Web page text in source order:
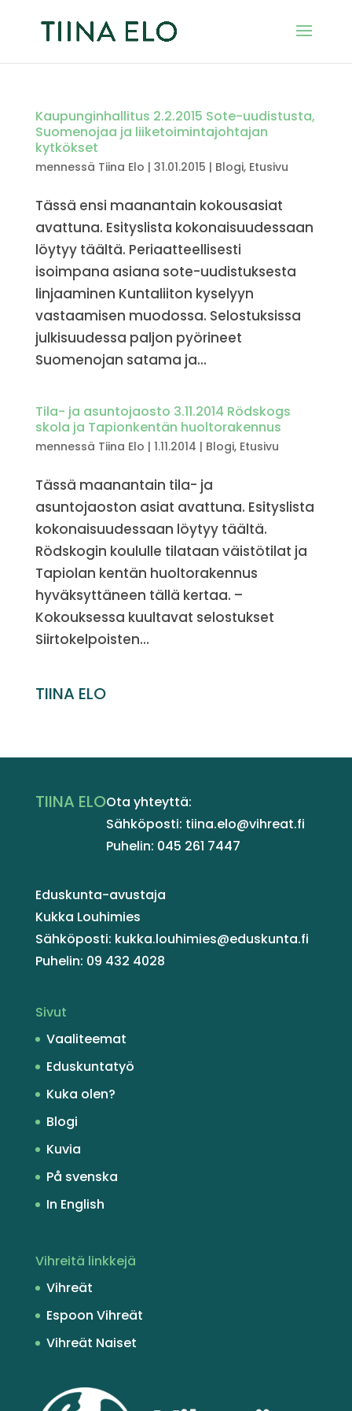
Kaupunginhallitus 2.2.2015 Sote-uudistusta,
Suomenojaa ja liiketoimintajohtajan
kytkökset
mennessä Tiina Elo | 31.01.2015 | Blogi, Etusivu
Tässä ensi maanantain kokousasiat
avattuna. Esityslista kokonaisuudessaan
löytyy täältä. Periaatteellisesti
isoimpana asiana sote-uudistuksesta
linjaaminen Kuntaliiton kyselyyn
vastaamisen muodossa. Selostuksissa
julkisuudessa paljon pyörineet
Suomenojan satama ja...
Tila- ja asuntojaosto 3.11.2014 Rödskogs
skola ja Tapionkentän huoltorakennus
mennessä Tiina Elo | 1.11.2014 | Blogi, Etusivu
Tässä maanantain tila- ja
asuntojaoston asiat avattuna. Esityslista
kokonaisuudessaan löytyy täältä.
Rödskogin koululle tilataan väistötilat ja
Tapiolan kentän huoltorakennus
hyväksyttäneen tällä kertaa. –
Kokouksessa kuultavat selostukset
Siirtokelpoisten...
TIINA ELO
TIINA ELOOta yhteyttä:
Sähköposti: tiina.elo@vihreat.fi
Puhelin: 045 261 7447
Eduskunta-avustaja
Kukka Louhimies
Sähköposti: kukka.louhimies@eduskunta.fi
Puhelin: 09 432 4028
Sivut
Vaaliteemat
Eduskuntatyö
Kuka olen?
Blogi
Kuvia
På svenska
In English
Vihreitä linkkejä
Vihreät
Espoon Vihreät
Vihreät Naiset